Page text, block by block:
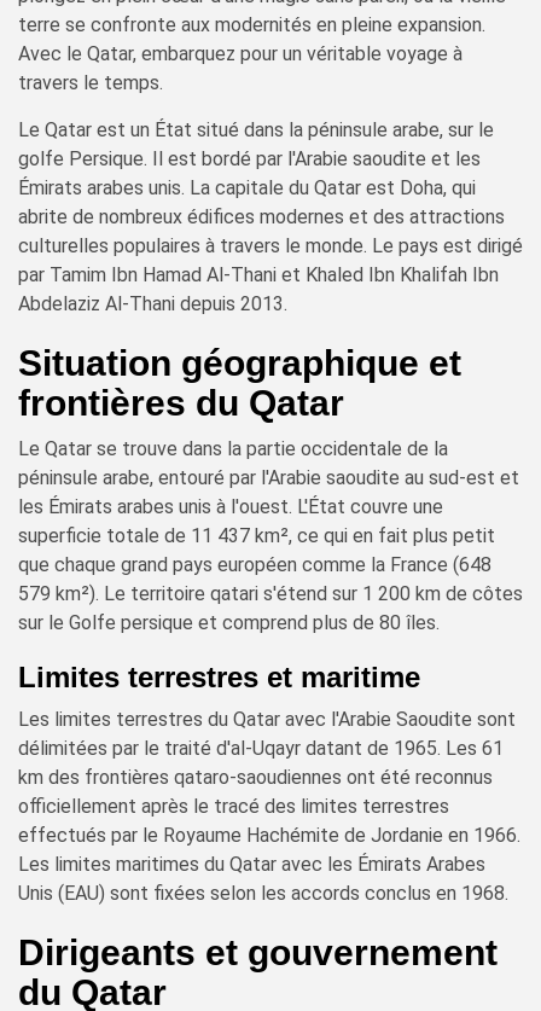
terre se confronte aux modernités en pleine expansion.
Avec le Qatar, embarquez pour un véritable voyage à
travers le temps.
Le Qatar est un État situé dans la péninsule arabe, sur le
golfe Persique. Il est bordé par l'Arabie saoudite et les
Émirats arabes unis. La capitale du Qatar est Doha, qui
abrite de nombreux édifices modernes et des attractions
culturelles populaires à travers le monde. Le pays est dirigé
par Tamim Ibn Hamad Al-Thani et Khaled Ibn Khalifah Ibn
Abdelaziz Al-Thani depuis 2013.
Situation géographique et
frontières du Qatar
Le Qatar se trouve dans la partie occidentale de la
péninsule arabe, entouré par l'Arabie saoudite au sud-est et
les Émirats arabes unis à l'ouest. L'État couvre une
superficie totale de 11 437 km², ce qui en fait plus petit
que chaque grand pays européen comme la France (648
579 km²). Le territoire qatari s'étend sur 1 200 km de côtes
sur le Golfe persique et comprend plus de 80 îles.
Limites terrestres et maritime
Les limites terrestres du Qatar avec l'Arabie Saoudite sont
délimitées par le traité d'al-Uqayr datant de 1965. Les 61
km des frontières qataro-saoudiennes ont été reconnus
officiellement après le tracé des limites terrestres
effectués par le Royaume Hachémite de Jordanie en 1966.
Les limites maritimes du Qatar avec les Émirats Arabes
Unis (EAU) sont fixées selon les accords conclus en 1968.
Dirigeants et gouvernement
du Qatar